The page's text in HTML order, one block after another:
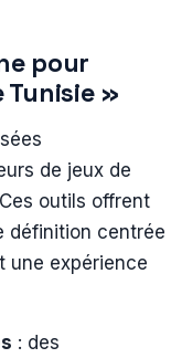
pour
»
de jeux de
outils offrent
définition centrée
une expérience
: des